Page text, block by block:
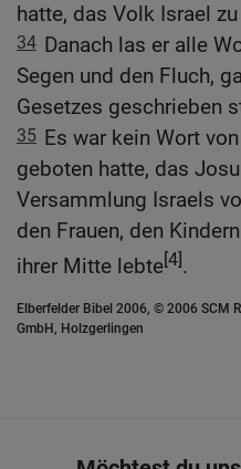
hatte, das Volk Israel
34 Danach las er alle
Segen und den Fluch,
Gesetzes geschrieben
35 Es war kein Wort
geboten hatte, das
Versammlung Israels
den Frauen, den
ihrer Mitte lebte[4].
Elberfelder Bibel 2006, © 2006 SCM
GmbH, Holzgerlingen